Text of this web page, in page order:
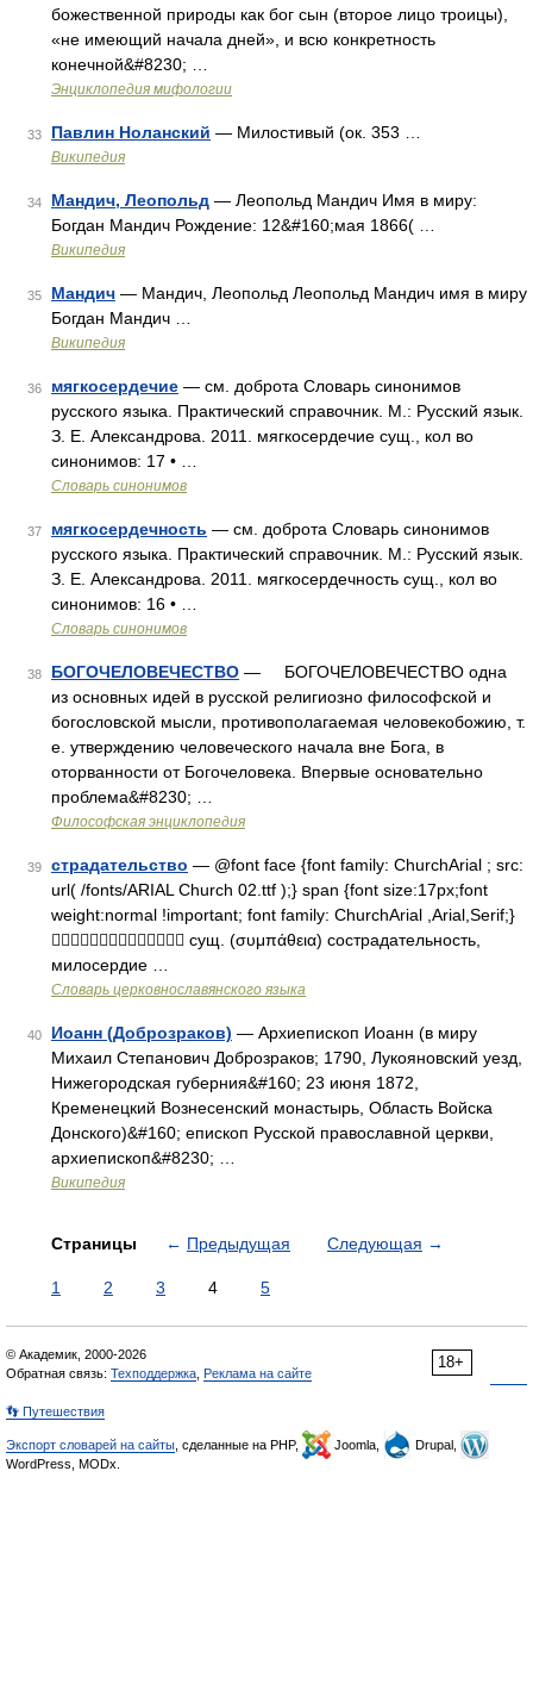
божественной природы как бог сын (второе лицо троицы),
«не имеющий начала дней», и всю конкретность
конечной&#8230; …
Энциклопедия мифологии
33 Павлин Ноланский — Милостивый (ок. 353 …
Википедия
34 Мандич, Леопольд — Леопольд Мандич Имя в миру:
Богдан Мандич Рождение: 12&#160;мая 1866( …
Википедия
35 Мандич — Мандич, Леопольд Леопольд Мандич имя в миру
Богдан Мандич …
Википедия
36 мягкосердечие — см. доброта Словарь синонимов
русского языка. Практический справочник. М.: Русский язык.
З. Е. Александрова. 2011. мягкосердечие сущ., кол во
синонимов: 17 • …
Словарь синонимов
37 мягкосердечность — см. доброта Словарь синонимов
русского языка. Практический справочник. М.: Русский язык.
З. Е. Александрова. 2011. мягкосердечность сущ., кол во
синонимов: 16 • …
Словарь синонимов
38 БОГОЧЕЛОВЕЧЕСТВО — БОГОЧЕЛОВЕЧЕСТВО одна
из основных идей в русской религиозно философской и
богословской мысли, противополагаемая человекобожию, т.
е. утверждению человеческого начала вне Бога, в
оторванности от Богочеловека. Впервые основательно
проблема&#8230; …
Философская энциклопедия
39 страдательство — @font face {font family: ChurchArial ; src:
url( /fonts/ARIAL Church 02.ttf );} span {font size:17px;font
weight:normal !important; font family: ChurchArial ,Arial,Serif;}
 сущ. (συμπάθεια) сострадательность,
милосердие …
Словарь церковнославянского языка
40 Иоанн (Доброзраков) — Архиепископ Иоанн (в миру
Михаил Степанович Доброзраков; 1790, Лукояновский уезд,
Нижегородская губерния&#160; 23 июня 1872,
Кременецкий Вознесенский монастырь, Область Войска
Донского)&#160; епископ Русской православной церкви,
архиепископ&#8230; …
Википедия
Страницы ← Предыдущая Следующая →
1 2 3 4 5
18+
© Академик, 2000-2026
Обратная связь: Техподдержка Реклама на сайте
👣 Путешествия
Экспорт словарей на сайты , сделанные на PHP, Joomla,
Drupal,
WordPress, MODx.